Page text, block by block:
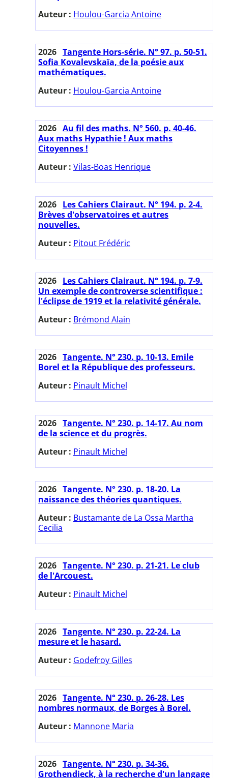
Auteur : Houlou-Garcia Antoine
2026 Tangente Hors-série. N° 97. p. 50-51.
Sofia Kovalevskaïa, de la poésie aux
mathématiques.
Auteur : Houlou-Garcia Antoine
2026 Au fil des maths. N° 560. p. 40-46.
Aux maths Hypathie ! Aux maths
Citoyennes !
Auteur : Vilas-Boas Henrique
2026 Les Cahiers Clairaut. N° 194. p. 2-4.
Brèves d'observatoires et autres
nouvelles.
Auteur : Pitout Frédéric
2026 Les Cahiers Clairaut. N° 194. p. 7-9.
Un exemple de controverse scientifique :
l'éclipse de 1919 et la relativité générale.
Auteur : Brémond Alain
2026 Tangente. N° 230. p. 10-13. Emile
Borel et la République des professeurs.
Auteur : Pinault Michel
2026 Tangente. N° 230. p. 14-17. Au nom
de la science et du progrès.
Auteur : Pinault Michel
2026 Tangente. N° 230. p. 18-20. La
naissance des théories quantiques.
Auteur : Bustamante de La Ossa Martha
Cecilia
2026 Tangente. N° 230. p. 21-21. Le club
de l'Arcouest.
Auteur : Pinault Michel
2026 Tangente. N° 230. p. 22-24. La
mesure et le hasard.
Auteur : Godefroy Gilles
2026 Tangente. N° 230. p. 26-28. Les
nombres normaux, de Borges à Borel.
Auteur : Mannone Maria
2026 Tangente. N° 230. p. 34-36.
Grothendieck, à la recherche d'un langage